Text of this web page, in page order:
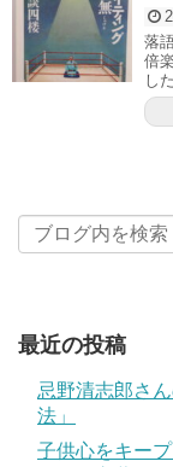
落
倍
し
最近の投稿
忌野清志郎さ
法」
子供心をキー